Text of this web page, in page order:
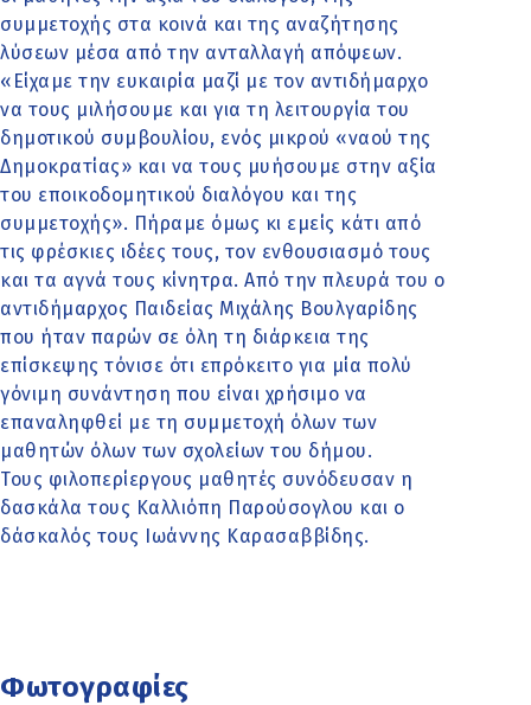
συμμετοχής στα κοινά και της αναζήτησης
λύσεων μέσα από την ανταλλαγή απόψεων.
«Είχαμε την ευκαιρία μαζί με τον αντιδήμαρχο
να τους μιλήσουμε και για τη λειτουργία του
δημοτικού συμβουλίου, ενός μικρού «ναού της
Δημοκρατίας» και να τους μυήσουμε στην αξία
του εποικοδομητικού διαλόγου και της
συμμετοχής». Πήραμε όμως κι εμείς κάτι από
τις φρέσκιες ιδέες τους, τον ενθουσιασμό τους
και τα αγνά τους κίνητρα. Από την πλευρά του ο
αντιδήμαρχος Παιδείας Μιχάλης Βουλγαρίδης
που ήταν παρών σε όλη τη διάρκεια της
επίσκεψης τόνισε ότι επρόκειτο για μία πολύ
γόνιμη συνάντηση που είναι χρήσιμο να
επαναληφθεί με τη συμμετοχή όλων των
μαθητών όλων των σχολείων του δήμου.
Τους φιλοπερίεργους μαθητές συνόδευσαν η
δασκάλα τους Καλλιόπη Παρούσογλου και ο
δάσκαλός τους Ιωάννης Καρασαββίδης.
Φωτογραφίες